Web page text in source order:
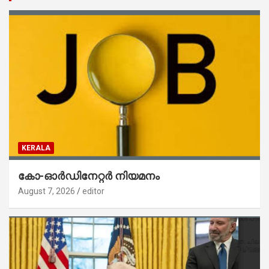
KERALA
കോ-ഓർഡിനേറ്റർ നിയമനം
August 7, 2026 editor